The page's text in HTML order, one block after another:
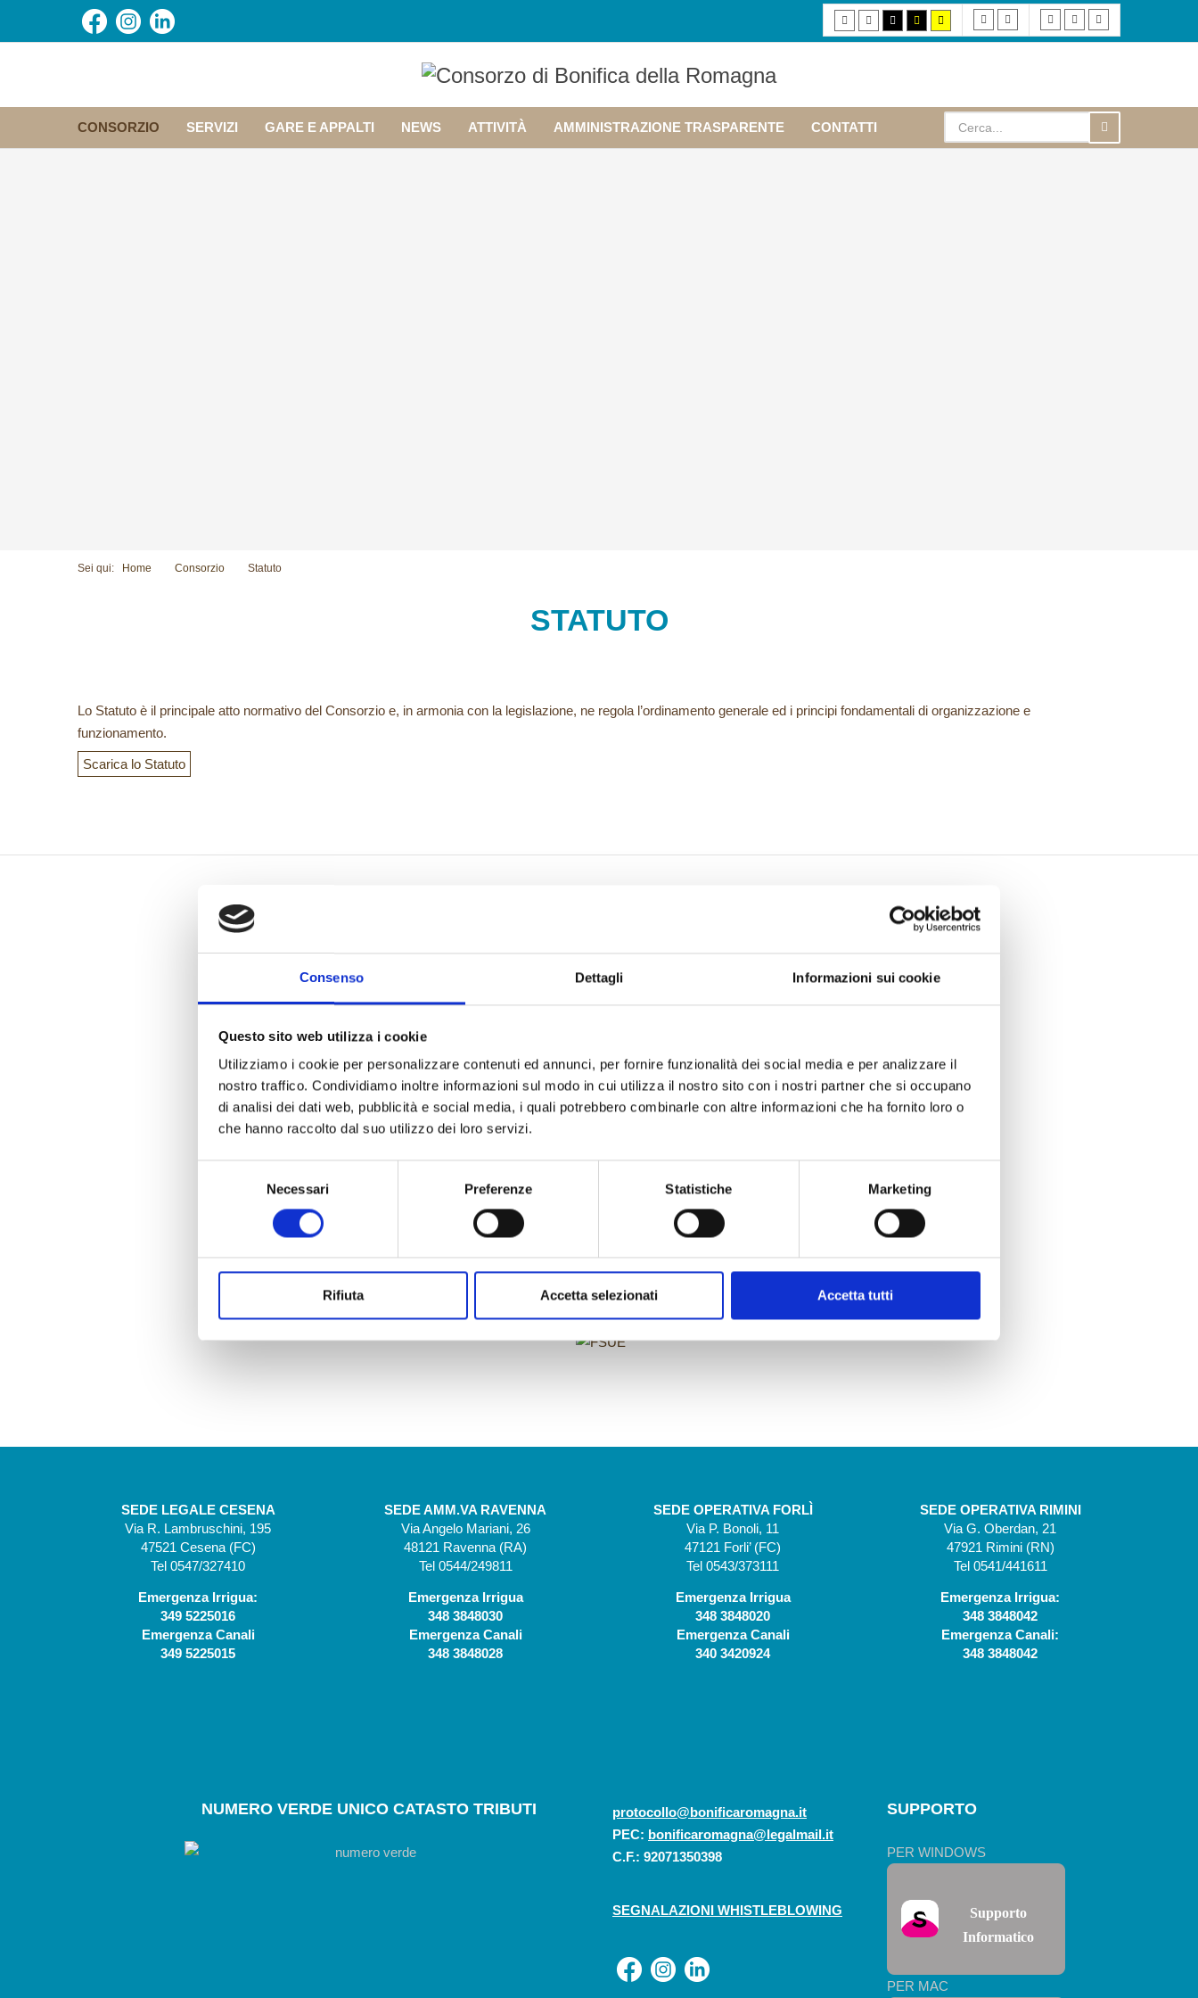
Consenso Dettagli Informazioni sui cookie
Questo sito web utilizza i cookie
Utilizziamo i cookie per personalizzare contenuti ed annunci, per fornire funzionalità dei social media e per analizzare il
nostro traffico. Condividiamo inoltre informazioni sul modo in cui utilizza il nostro sito con i nostri partner che si occupano
di analisi dei dati web, pubblicità e social media, i quali potrebbero combinarle con altre informazioni che ha fornito loro o
che hanno raccolto dal suo utilizzo dei loro servizi.
Necessari Preferenze Statistiche Marketing
Rifiuta Accetta selezionati Accetta tutti
Default
mode
Night
mode
High
contrast
black/white
High
contrast
black/yellow
contrast
yellow/black
Fixed
layout
Wide
Smaller
font
Default
font
CONSORZIO SERVIZI GARE E APPALTI NEWS ATTIVITÀ AMMINISTRAZIONE TRASPARENTE CONTATTI
Sei qui: Home Consorzio Statuto
STATUTO
Lo Statuto è il principale atto normativo del Consorzio e, in armonia con la legislazione, ne regola l’ordinamento generale ed i principi fondamentali di organizzazione e
funzionamento.
Scarica lo Statuto
LE NOSTRE CERTIFICAZIONI
FINANZIAMENTI
SEDE LEGALE CESENA
Via R. Lambruschini, 195
47521 Cesena (FC)
Tel 0547/327410
Emergenza Irrigua:
349 5225016
Emergenza Canali
349 5225015
SEDE AMM.VA RAVENNA
Via Angelo Mariani, 26
48121 Ravenna (RA)
Tel 0544/249811
Emergenza Irrigua
348 3848030
Emergenza Canali
348 3848028
SEDE OPERATIVA FORLÌ
Via P. Bonoli, 11
47121 Forli’ (FC)
Tel 0543/373111
Emergenza Irrigua
348 3848020
Emergenza Canali
340 3420924
SEDE OPERATIVA RIMINI
Via G. Oberdan, 21
47921 Rimini (RN)
Tel 0541/441611
Emergenza Irrigua:
348 3848042
Emergenza Canali:
348 3848042
NUMEROVERDE UNICO CATASTO TRIBUTI
protocollo@bonificaromagna.it
PEC: bonificaromagna@legalmail.it
C.F.: 92071350398
SEGNALAZIONI WHISTLEBLOWING
SUPPORTO
PER WINDOWS
Supporto
Informatico
PER MAC